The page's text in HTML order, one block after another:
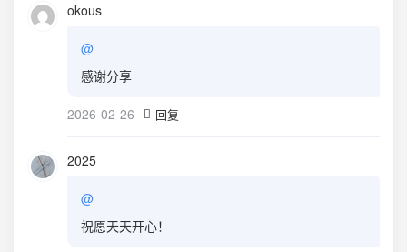
okous
@
感谢分享
2026-02-26 回复
2025
@
祝愿天天开心！